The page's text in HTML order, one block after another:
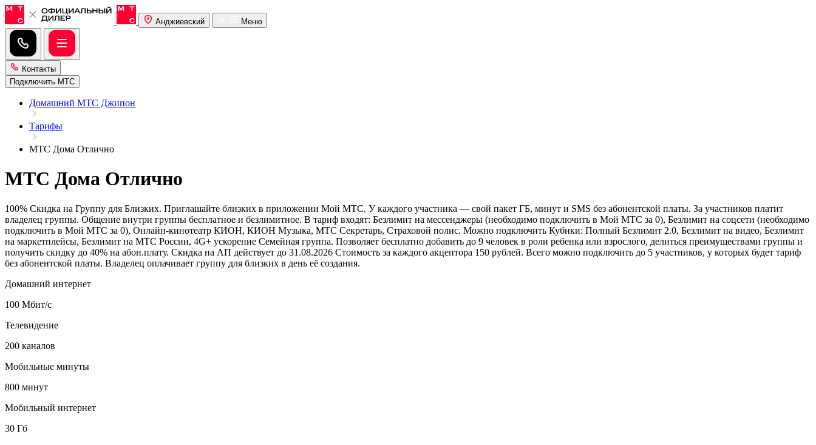
Анджиевский Меню
Контакты
Подключить МТС
Домашний МТС Джипон
Тарифы
МТС Дома Отлично
МТС Дома Отлично
100% Скидка на Группу для Близких. Приглашайте близких в приложении Мой МТС. У каждого участника — свой пакет ГБ, минут и SMS без абонентской платы. За участников платит
владелец группы. Общение внутри группы бесплатное и безлимитное. В тариф входят: Безлимит на мессенджеры (необходимо подключить в Мой МТС за 0), Безлимит на соцсети (необходимо
подключить в Мой МТС за 0), Онлайн-кинотеатр КИОН, КИОН Музыка, МТС Секретарь, Страховой полис. Можно подключить Кубики: Полный Безлимит 2.0, Безлимит на видео, Безлимит
на маркетплейсы, Безлимит на МТС России, 4G+ ускорение Семейная группа. Позволяет бесплатно добавить до 9 человек в роли ребенка или взрослого, делиться преимуществами группы и
получить скидку до 40% на абон.плату. Скидка на АП действует до 31.08.2026 Стоимость за каждого акцептора 150 рублей. Всего можно подключить до 5 участников, у которых будет тариф
без абонентской платы. Владелец оплачивает группу для близких в день её создания.
Домашний интернет
100 Мбит/с
Телевидение
200 каналов
Мобильные минуты
800 минут
Мобильный интернет
30 Гб